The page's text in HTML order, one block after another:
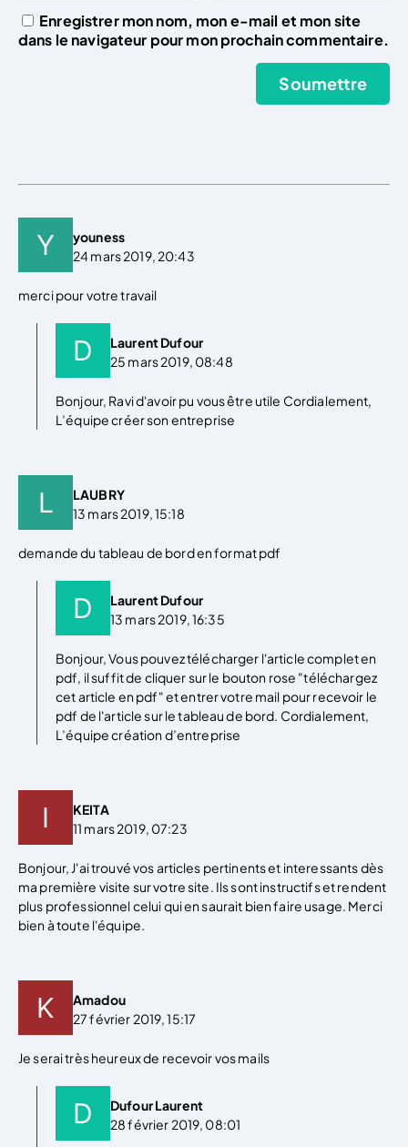
Enregistrer mon nom, mon e-mail et mon site
dans le navigateur pour mon prochain commentaire.
youness
24 mars 2019, 20:43
merci pour votre travail
Laurent Dufour
25 mars 2019, 08:48
Bonjour, Ravi d'avoir pu vous être utile Cordialement,
L’équipe créer son entreprise
LAUBRY
13 mars 2019, 15:18
demande du tableau de bord en format pdf
Laurent Dufour
13 mars 2019, 16:35
Bonjour, Vous pouvez télécharger l'article complet en
pdf, il suffit de cliquer sur le bouton rose "téléchargez
cet article en pdf" et entrer votre mail pour recevoir le
pdf de l'article sur le tableau de bord. Cordialement,
L’équipe création d’entreprise
KEITA
11 mars 2019, 07:23
Bonjour, J'ai trouvé vos articles pertinents et interessants dès
ma première visite sur votre site. Ils sont instructifs et rendent
plus professionnel celui qui en saurait bien faire usage. Merci
bien à toute l'équipe.
Amadou
27 février 2019, 15:17
Je serai très heureux de recevoir vos mails
Dufour Laurent
28 février 2019, 08:01